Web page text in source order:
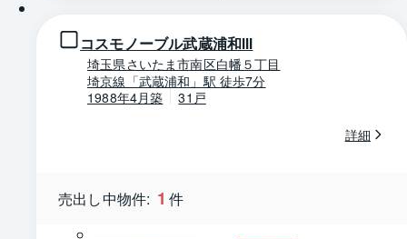
コスモノーブル武蔵浦和Ⅲ
埼玉県さいたま市南区白幡５丁目
埼京線「武蔵浦和」駅 徒歩7分
1988年4月築
31戸
詳細
売出し中物件: 1 件